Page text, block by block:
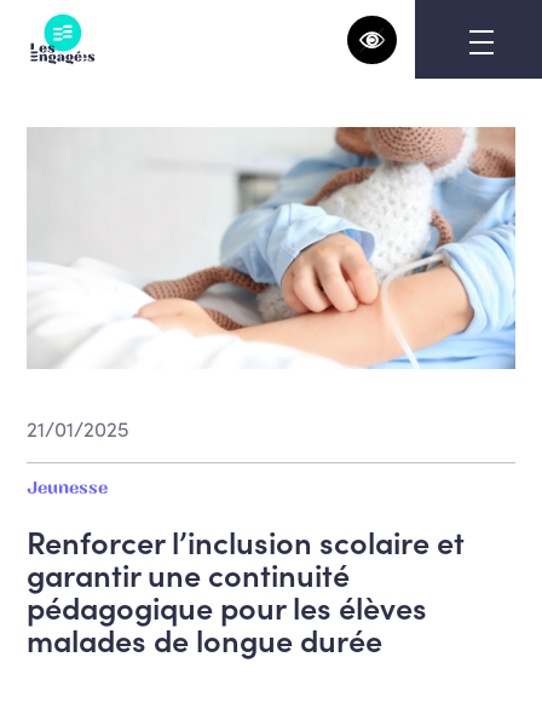
content
21/01/2025
Jeunesse
Renforcer l’inclusion scolaire et
garantir une continuité
pédagogique pour les élèves
malades de longue durée